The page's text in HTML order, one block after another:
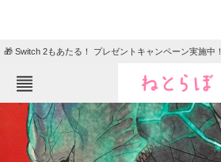
🎁 Switch 2もあたる！ プレゼントキャンペーン実施中！
ねとらぼメニュー
TOP ニュース